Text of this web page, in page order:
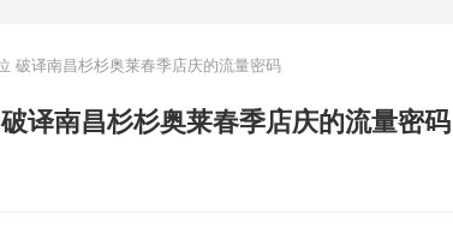
破译南昌杉杉奥莱春季店庆的流量密码
译南昌杉杉奥莱春季店庆的流量密码